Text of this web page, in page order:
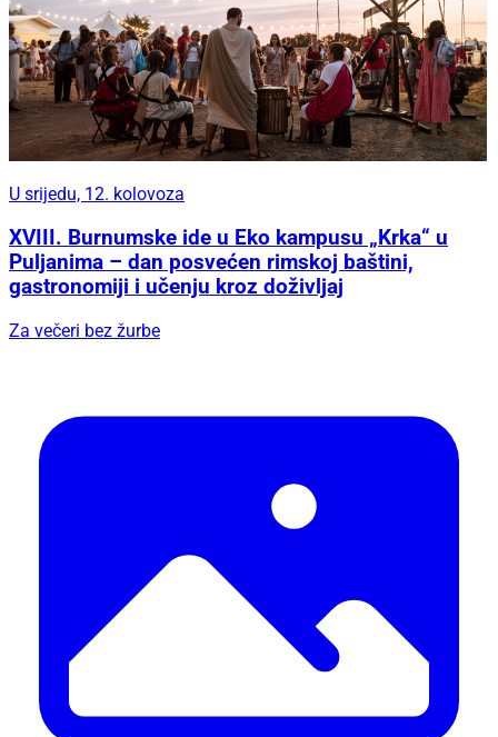
U srijedu, 12. kolovoza
XVIII. Burnumske ide u Eko kampusu „Krka“ u
Puljanima – dan posvećen rimskoj baštini,
gastronomiji i učenju kroz doživljaj
Za večeri bez žurbe